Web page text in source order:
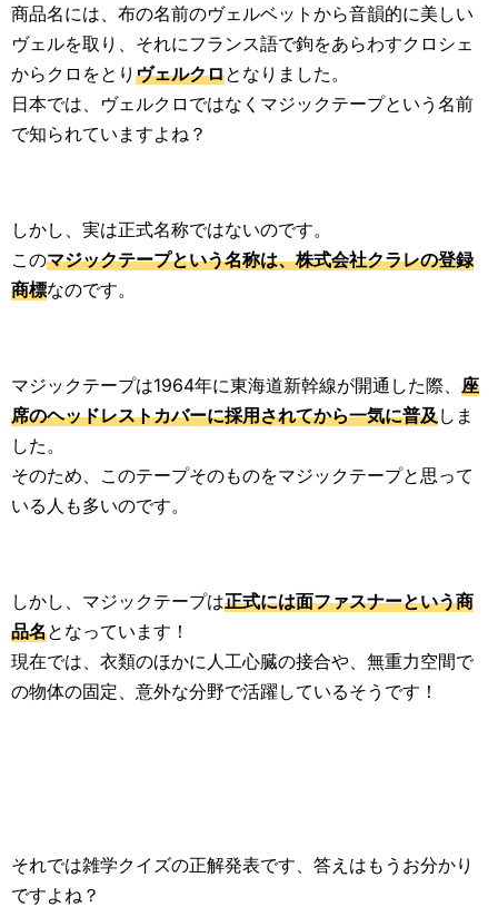
商品名には、布の名前のヴェルベットから音韻的に美しい
ヴェルを取り、それにフランス語で鉤をあらわすクロシェ
からクロをとり ヴェルクロとなりました。
日本では、ヴェルクロではなくマジックテープという名前
で知られていますよね？
しかし、実は正式名称ではないのです。
このマジックテープという名称は、株式会社クラレの登録
商標なのです。
マジックテープは1964年に東海道新幹線が開通した際、 座
席のヘッドレストカバーに採用されてから一気に普及しま
した。
そのため、このテープそのものをマジックテープと思って
いる人も多いのです。
しかし、マジックテープは正式には面ファスナーという商
品名となっています！
現在では、衣類のほかに人工心臓の接合や、無重力空間で
の物体の固定、意外な分野で活躍しているそうです！
それでは雑学クイズの正解発表です、答えはもうお分かり
ですよね？